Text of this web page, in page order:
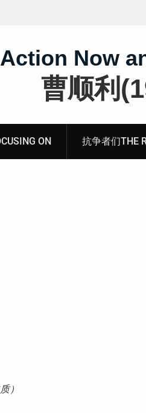
Now
曹顺利
ON 抗争者们THE
）